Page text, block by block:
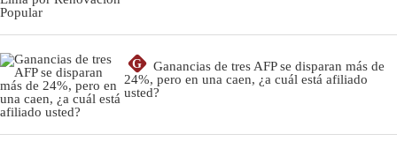
G
Ganancias de tres AFP se disparan más de
24%, pero en una caen, ¿a cuál está afiliado
usted?